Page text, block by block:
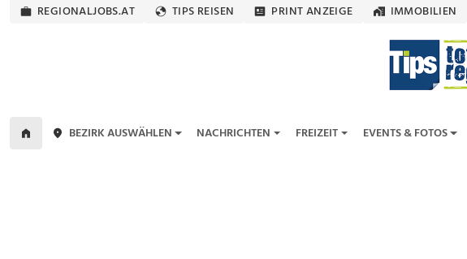
REGIONALJOBS.AT TIPS REISEN PRINT ANZEIGE IMMOBILIEN
BEZIRK AUSWÄHLEN NACHRICHTEN FREIZEIT EVENTS & FOTOS